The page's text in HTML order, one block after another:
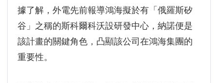
據了解，外電先前報導鴻海擬於有「俄羅斯矽
谷」之稱的斯科爾科沃設研發中心，納諾便是
該計畫的關鍵角色，凸顯該公司在鴻海集團的
重要性。